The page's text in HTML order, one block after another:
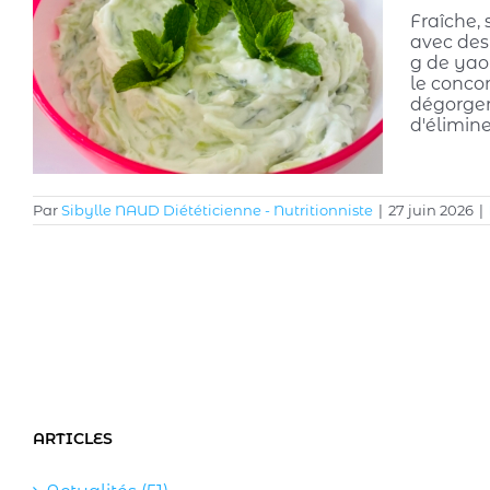
Fraîche,
avec
g de
le
ParSibylle NAUD Diététicienne - Nutritionniste | 27 juin 2026 |
ARTICLES